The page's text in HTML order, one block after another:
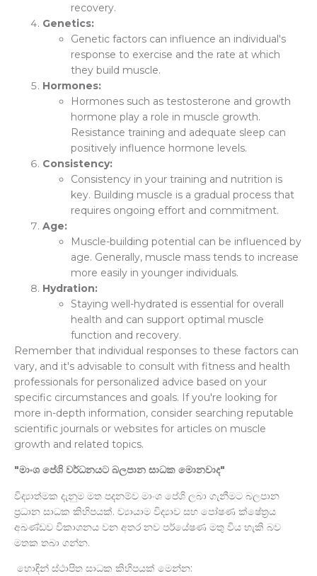
recovery.
Genetics:
Genetic factors can influence an individual's
response to exercise and the rate at which
they build muscle.
Hormones:
Hormones such as testosterone and growth
hormone play a role in muscle growth.
Resistance training and adequate sleep can
positively influence hormone levels.
Consistency:
Consistency in your training and nutrition is
key. Building muscle is a gradual process that
requires ongoing effort and commitment.
Age:
Muscle-building potential can be influenced by
age. Generally, muscle mass tends to increase
more easily in younger individuals.
Hydration:
Staying well-hydrated is essential for overall
health and can support optimal muscle
function and recovery.
Remember that individual responses to these factors can
vary, and it's advisable to consult with fitness and health
professionals for personalized advice based on your
specific circumstances and goals. If you're looking for
more in-depth information, consider searching reputable
scientific journals or websites for articles on muscle
growth and related topics.
"මාංශ පේශි වර්ධනයට බලපාන සාධක මොනවාද"
විද්‍යාත්මක දැනුම මත පදනම්ව මාංශ පේශි ලබා ගැනීමට බලපාන
ප්‍රධාන සාධක කිහිපයක්. ව්‍යායාම විද්‍යාව සහ පෝෂණ ක්ෂේත්‍රය
අඛණ්ඩව විකාශනය වන අතර නව පර්යේෂණ මතු විය හැකි බව
මතක තබා ගන්න.
හොඳින් ස්ථාපිත සාධක කිහිපයක් මෙන්න: